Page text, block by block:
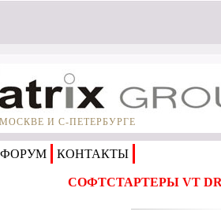
И С-ПЕТЕРБУРГЕ
ФОРУМ КОНТАКТЫ
СОФТСТАРТЕРЫ VT